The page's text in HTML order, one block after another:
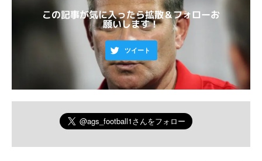
この記事が気に入ったら拡散＆フォローお
願いします！
ツイート